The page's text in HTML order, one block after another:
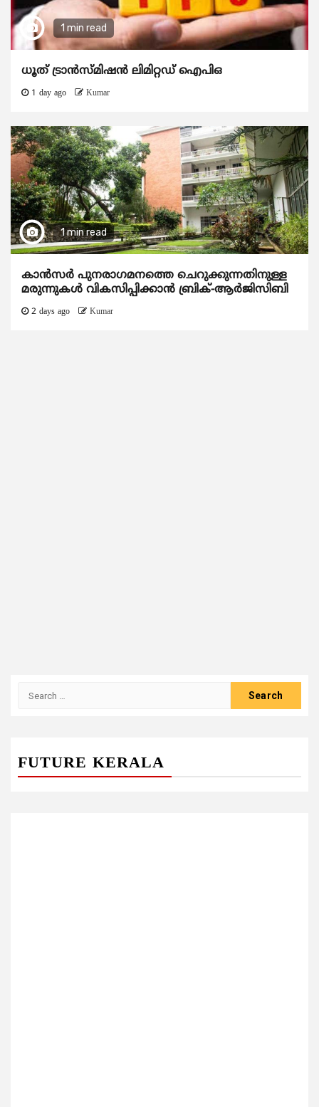
1 min read
ധൂത് ട്രാൻസ്മിഷൻ ലിമിറ്റഡ് ഐപിഒ
1 day ago Kumar
1 min read
കാന്‍സര്‍ പുനരാഗമനത്തെ ചെറുക്കുന്നതിനുള്ള
മരുന്നുകള്‍ വികസിപ്പിക്കാന്‍ ബ്രിക്-ആര്‍ജിസിബി
2 days ago Kumar
FUTURE KERALA